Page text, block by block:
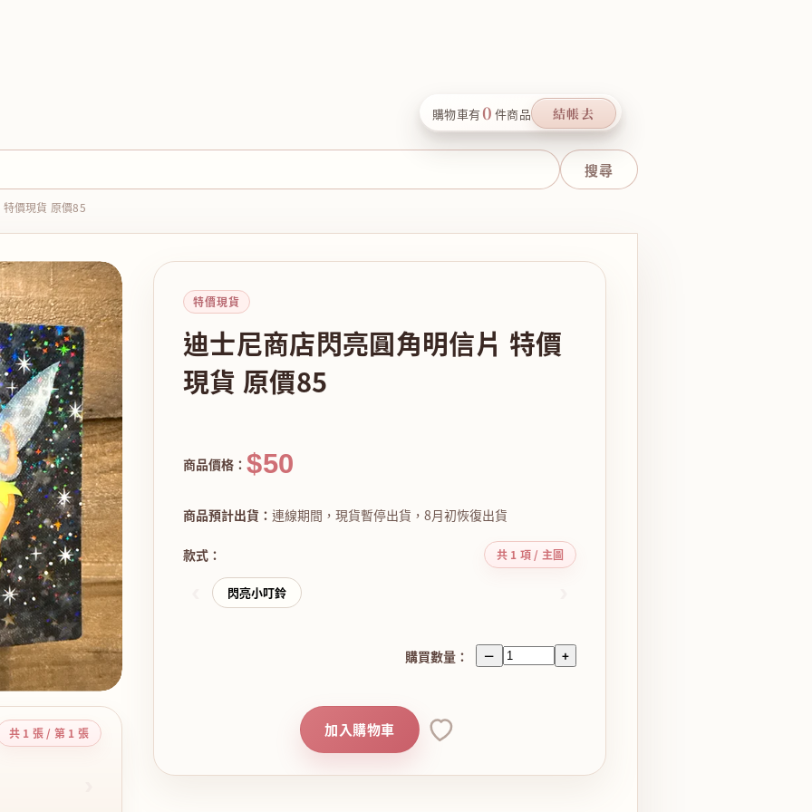
購物車有0 件商品 結帳去
價現貨 原價85
共 1 張 / 第 1 張
特價現貨
迪士尼商店閃亮圓角明信片 特價
現貨 原價85
商品價格： $50
商品預計出貨： 連線期間，現貨暫停出貨，8月初恢復出貨
款式： 共 1 項 / 主圖
閃亮小叮鈴
購買數量： － +
加入購物車